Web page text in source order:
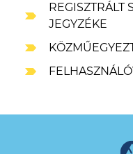
REGISZTRÁLT
JEGYZÉKE